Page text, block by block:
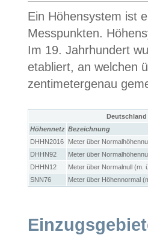
Ein Höhensystem ist
Messpunkten.
Im 19. Jahrhundert
etabliert, an welchen
zentimetergenau
Höhennetz Bezeichnung
DHHN2016
Meter über
DHHN92
Meter über
DHHN12
Meter über Normalnull (m.
SNN76
Meter über Höhennormal